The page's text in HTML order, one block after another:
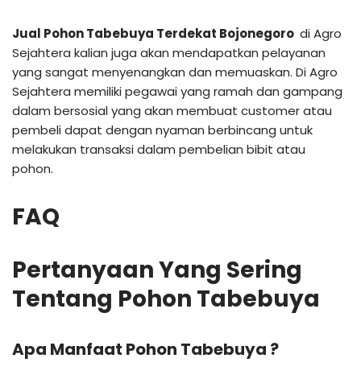
Jual Pohon Tabebuya Terdekat Bojonegoro di Agro
Sejahtera kalian juga akan mendapatkan pelayanan
yang sangat menyenangkan dan memuaskan. Di Agro
Sejahtera memiliki pegawai yang ramah dan gampang
dalam bersosial yang akan membuat customer atau
pembeli dapat dengan nyaman berbincang untuk
melakukan transaksi dalam pembelian bibit atau
pohon.
FAQ
Pertanyaan Yang Sering
Tentang Pohon Tabebuya
Apa Manfaat Pohon Tabebuya ?